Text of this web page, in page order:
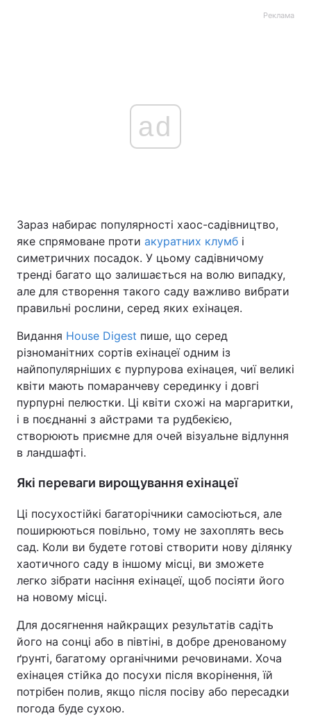
Реклама
ad
Зараз набирає популярності хаос-садівництво,
яке спрямоване проти акуратних клумб і
симетричних посадок. У цьому садівничому
тренді багато що залишається на волю випадку,
але для створення такого саду важливо вибрати
правильні рослини, серед яких ехінацея.
Видання House Digest пише, що серед
різноманітних сортів ехінацеї одним із
найпопулярніших є пурпурова ехінацея, чиї великі
квіти мають помаранчеву серединку і довгі
пурпурні пелюстки. Ці квіти схожі на маргаритки,
і в поєднанні з айстрами та рудбекією,
створюють приємне для очей візуальне відлуння
в ландшафті.
Які переваги вирощування ехінацеї
Ці посухостійкі багаторічники самосіються, але
поширюються повільно, тому не захоплять весь
сад. Коли ви будете готові створити нову ділянку
хаотичного саду в іншому місці, ви зможете
легко зібрати насіння ехінацеї, щоб посіяти його
на новому місці.
Для досягнення найкращих результатів садіть
його на сонці або в півтіні, в добре дренованому
ґрунті, багатому органічними речовинами. Хоча
ехінацея стійка до посухи після вкорінення, їй
потрібен полив, якщо після посіву або пересадки
погода буде сухою.